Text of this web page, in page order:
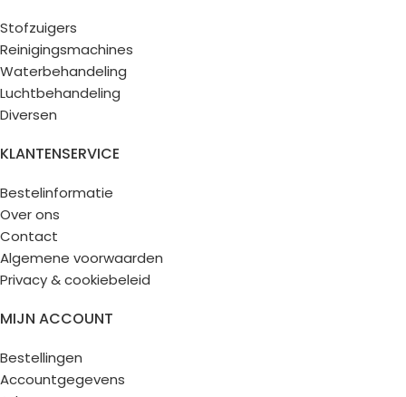
Stofzuigers
Reinigingsmachines
Waterbehandeling
Luchtbehandeling
Diversen
KLANTENSERVICE
Bestelinformatie
Over ons
Contact
Algemene voorwaarden
Privacy & cookiebeleid
MIJN ACCOUNT
Bestellingen
Accountgegevens